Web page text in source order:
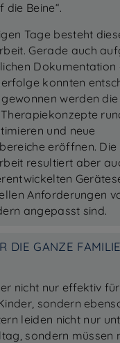
die Beine“.
Tage besteht
Gerade auch
Dokumentation
konnten
werden die
und neue
eröffnen. Die
resultiert aber
Anforderungen
angepasst sind.
DIE GANZE FAMILIE
nicht nur effektiv
sondern
leiden nicht nur
sondern müssen